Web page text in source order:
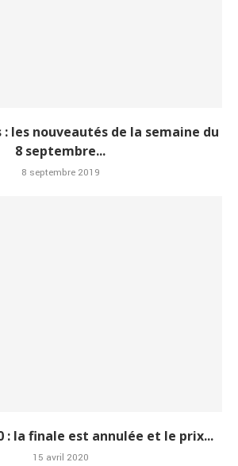
les nouveautés de la semaine du
8 septembre...
8 septembre 2019
: la finale est annulée et le prix...
15 avril 2020